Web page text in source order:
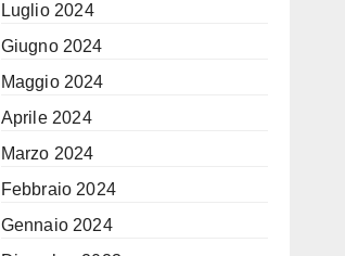
Luglio 2024
Giugno 2024
Maggio 2024
Aprile 2024
Marzo 2024
Febbraio 2024
Gennaio 2024